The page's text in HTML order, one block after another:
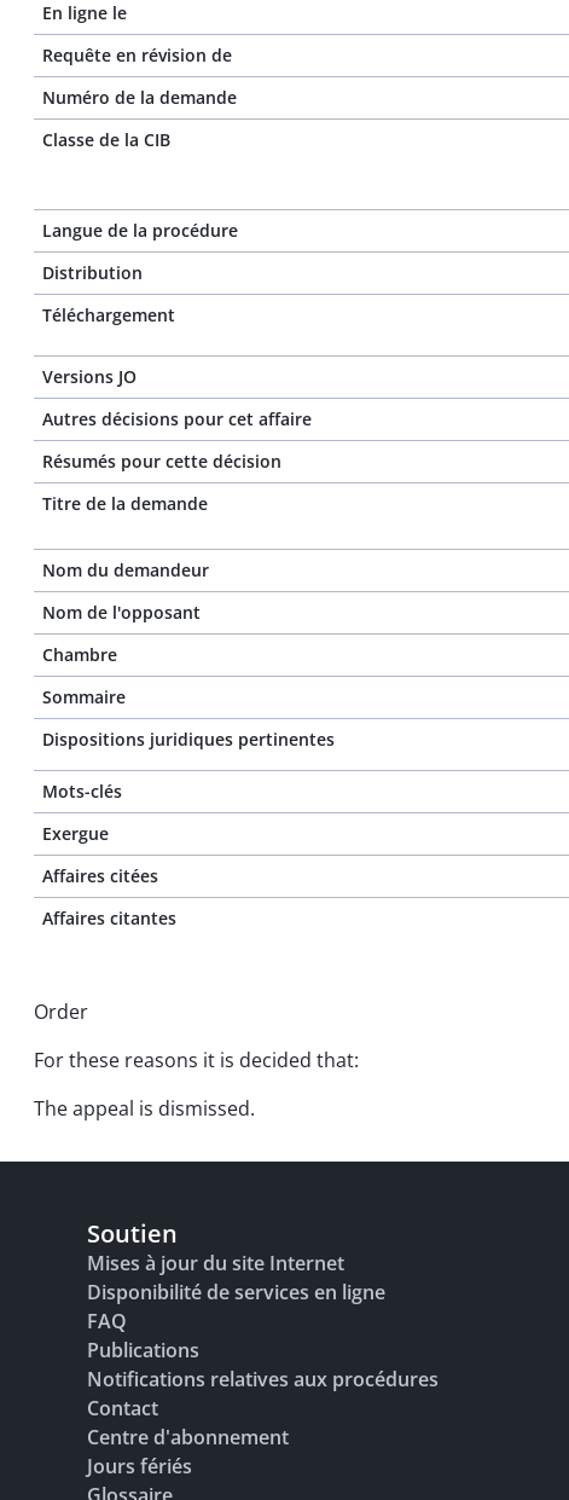
En ligne le
Requête en révision de
Numéro de la demande
Classe de la CIB
Langue de la procédure
Distribution
Téléchargement
Versions JO
Autres décisions pour cet affaire
Résumés pour cette décision
Titre de la demande
Nom du demandeur
Nom de l'opposant
Chambre
Sommaire
Dispositions juridiques pertinentes
Mots-clés
Exergue
Affaires citées
Affaires citantes
Order
For these reasons it is decided that:
The appeal is dismissed.
Soutien
Mises à jour du site Internet
Disponibilité de services en ligne
FAQ
Publications
Notifications relatives aux procédures
Contact
Centre d'abonnement
Jours fériés